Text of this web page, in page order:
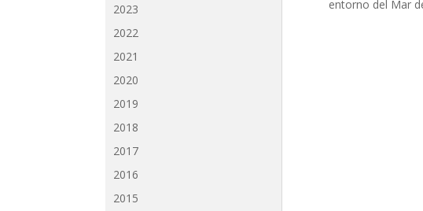
entorno del Mar
2023
2022
2021
2020
2019
2018
2017
2016
2015